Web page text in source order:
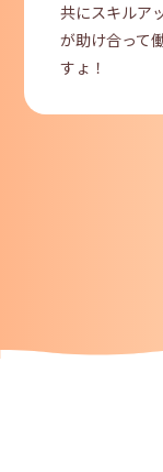
共にスキルア
が助け合って
すょ！